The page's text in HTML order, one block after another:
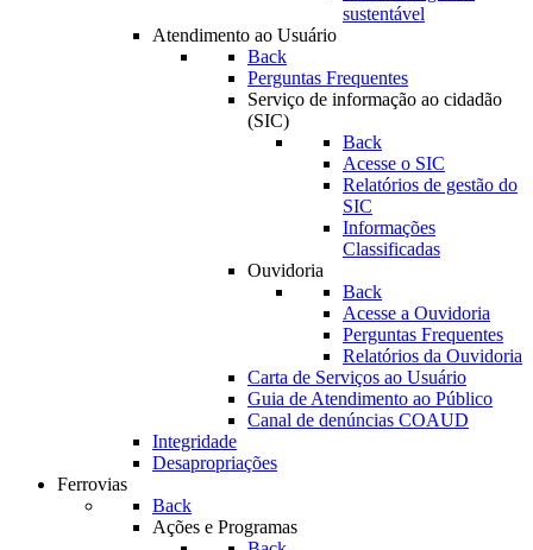
sustentável
Atendimento ao Usuário
Back
Perguntas Frequentes
Serviço de informação ao cidadão
(SIC)
Back
Acesse o SIC
Relatórios de gestão do
SIC
Informações
Classificadas
Ouvidoria
Back
Acesse a Ouvidoria
Perguntas Frequentes
Relatórios da Ouvidoria
Carta de Serviços ao Usuário
Guia de Atendimento ao Público
Canal de denúncias COAUD
Integridade
Desapropriações
Ferrovias
Back
Ações e Programas